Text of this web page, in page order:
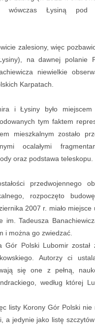
Łysiną pod
zalesiony, więc
na dawnej polanie
niewielkie
Karpatach.
i Łysiny było miejscem
tym faktem
mieszkalnym zostało
ocalałymi
oraz podstawa teleskopu.
przedwojennego
rozpoczęto
2007 r. miało
im. Tadeusza
i można go zwiedzać.
Gór Polski Lubomir
Autorzy ci
się one z pełną,
według której
listy Korony Gór Polski
a jedynie jako listę